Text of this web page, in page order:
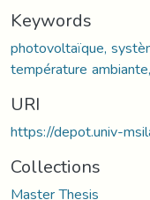
Keywords
photovoltaïque,
température
URI
https://depot.univ-
Collections
Master Thesis